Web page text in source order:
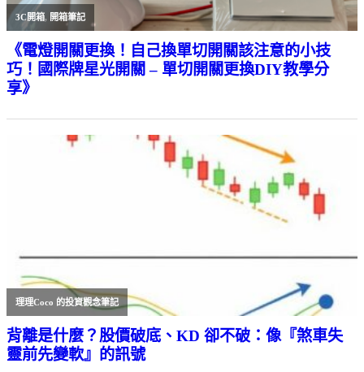
3C開箱, 開箱筆記
《電燈開關更換！自己換單切開關該注意的小技
巧！國際牌星光開關 – 單切開關更換DIY教學分
享》
理理Coco 的投資觀念筆記
背離是什麼？股價破底、KD 卻不破：像『煞車失
靈前先變軟』的訊號